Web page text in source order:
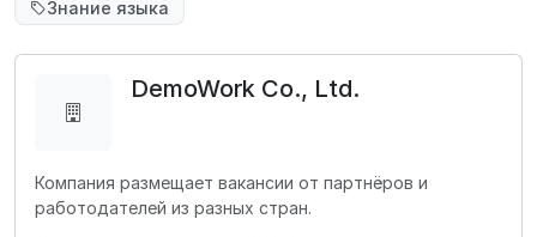
Знание языка
DemoWork Co., Ltd.
Компания размещает вакансии от партнёров и
работодателей из разных стран.